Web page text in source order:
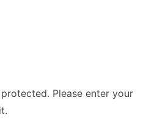
Please enter your